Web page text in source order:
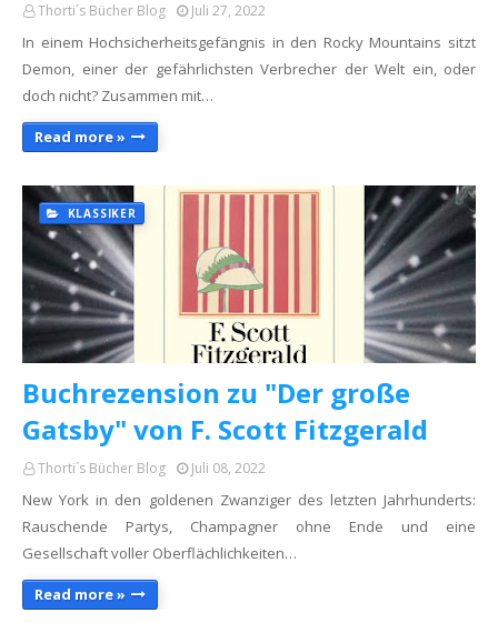
Thorti´s Bücher Blog Juli 27, 2022
In einem Hochsicherheitsgefängnis in den Rocky Mountains sitzt
Demon, einer der gefährlichsten Verbrecher der Welt ein, oder
doch nicht? Zusammen mit…
Read more »
KLASSIKER
Buchrezension zu "Der große
Gatsby" von F. Scott Fitzgerald
Thorti´s Bücher Blog Juli 08, 2022
New York in den goldenen Zwanziger des letzten Jahrhunderts:
Rauschende Partys, Champagner ohne Ende und eine
Gesellschaft voller Oberflächlichkeiten…
Read more »